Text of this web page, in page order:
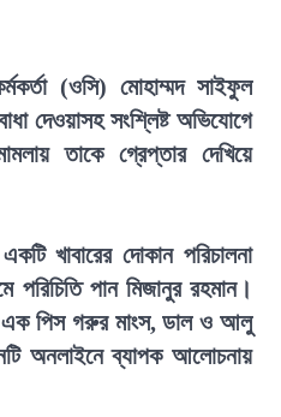
(ওসি) মোহাম্মদ সাইফুল
দেওয়াসহ সংশ্লিষ্ট অভিযোগে
তাকে গ্রেপ্তার দেখিয়ে
খাবারের দোকান পরিচালনা
পরিচিতি পান মিজানুর রহমান।
এক পিস গরুর মাংস, ডাল ও আলু
অনলাইনে ব্যাপক আলোচনায়